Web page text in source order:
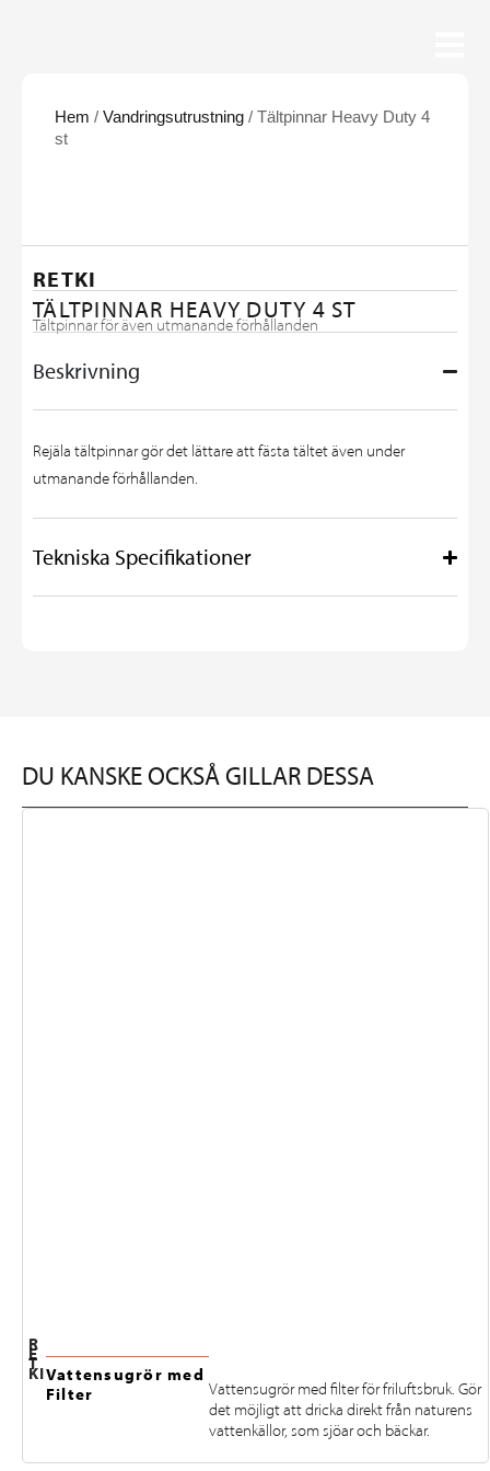
Hem / Vandringsutrustning / Tältpinnar Heavy Duty 4
st
RETKI
TÄLTPINNAR HEAVY DUTY 4 ST
Tältpinnar för även utmanande förhållanden
Beskrivning
Rejäla tältpinnar gör det lättare att fästa tältet även under
utmanande förhållanden.
Tekniska Specifikationer
DU KANSKE OCKSÅ GILLAR DESSA
R
E
T
KIVattensugrör med
Filter
Vattensugrör med filter för friluftsbruk. Gör
det möjligt att dricka direkt från naturens
vattenkällor, som sjöar och bäckar.